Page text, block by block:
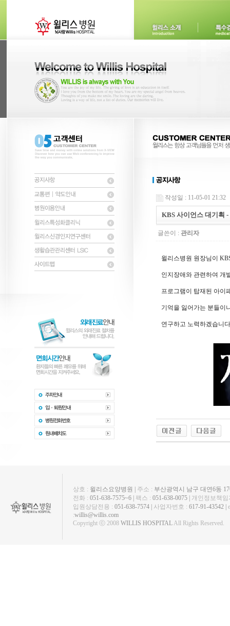
작성일 : 11-05-01 21:32
KBS 사이언스 대기획 -
글쓴이 : 관리자
윌리스병원 원장님이
인지장애와 관련하여 개
프로그램이 탑재된 아이
기억을 잃어가는 분들이
연구하고 노력하겠습니
상호 : 윌리스요양병원 | 주소 : 부산광역시 남구 대연6동
전화 : 051-638-7575~6 | 팩스 : 051-638-0075 | 개인정보책임
입원상담전용 : 051-638-7574 | 사업자번호 : 617-91-43542 |
:willis@willis.com
Copyright ⓒ 2008 WILLIS HOSPITALAll Rights Reserved.